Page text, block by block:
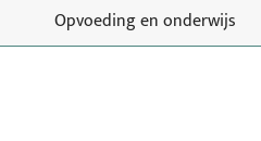
Opvoeding en onderwijs